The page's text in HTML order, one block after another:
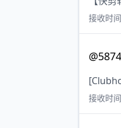
接收时
接收时